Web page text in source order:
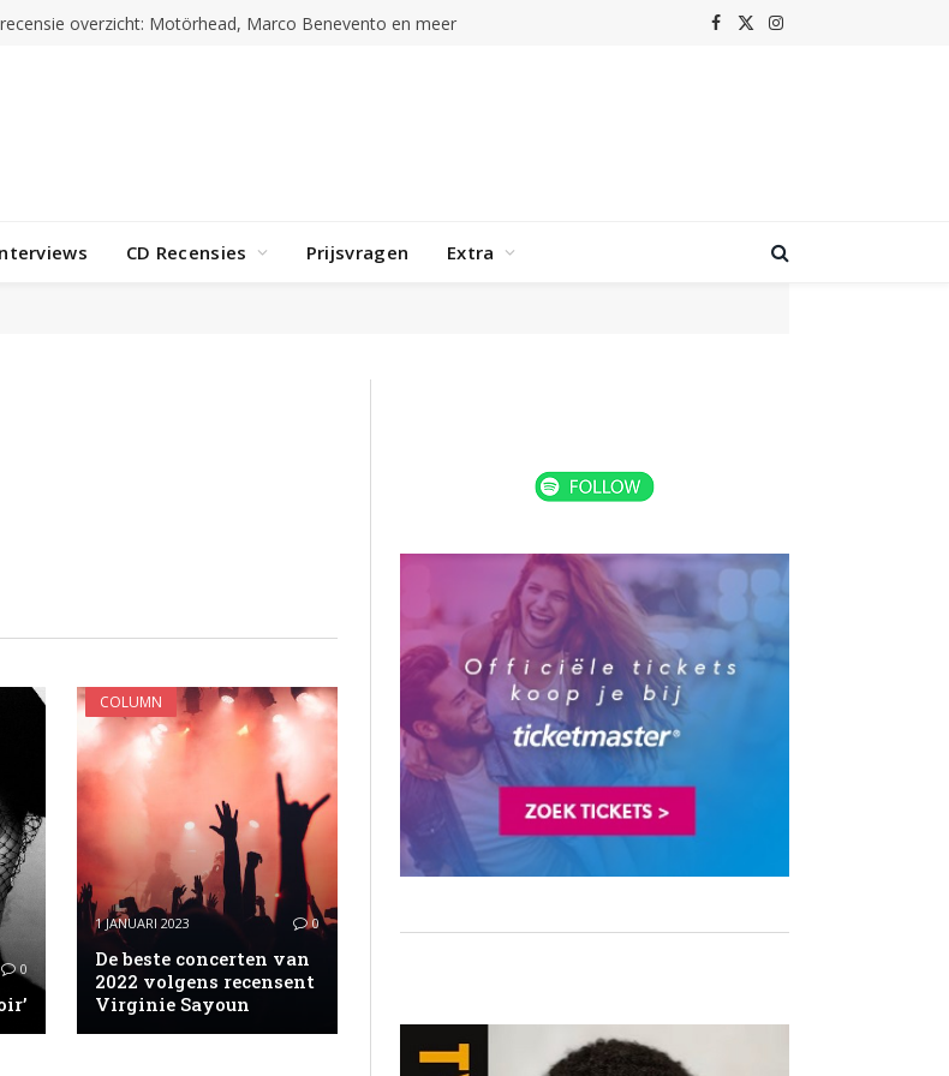
overzicht: Motörhead, Marco Benevento en meer Facebook
X
Instagram
CD Recensies Prijsvragen Extra
0
COLUMN
1 JANUARI 2023 0
De beste concerten van
2022 volgens recensent
Virginie Sayoun